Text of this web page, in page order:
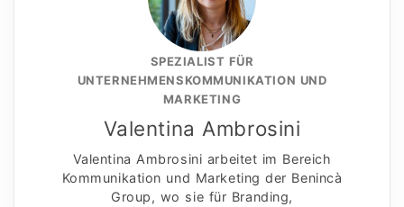
SPEZIALIST FÜR
UNTERNEHMENSKOMMUNIKATION UND
MARKETING
Valentina Ambrosini
Valentina Ambrosini arbeitet im Bereich
Kommunikation und Marketing der Benincà
Group, wo sie für Branding,